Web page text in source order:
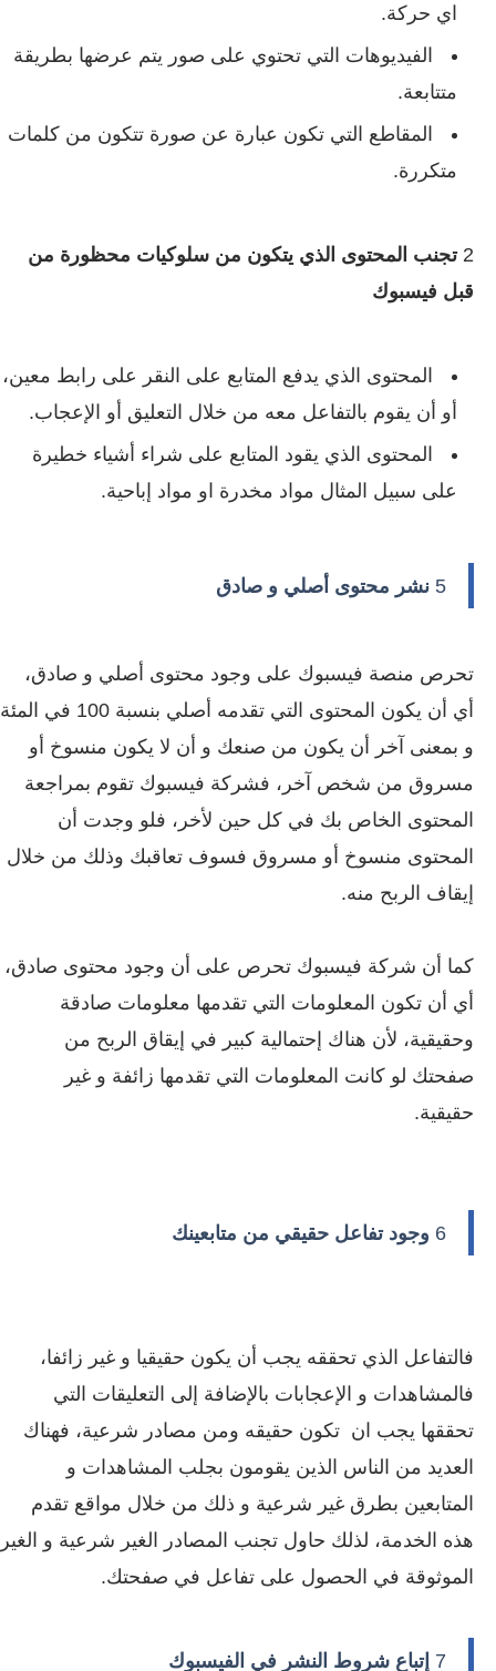
اي حركة.
الفيديوهات التي تحتوي على صور يتم عرضها بطريقة
متتابعة.
المقاطع التي تكون عبارة عن صورة تتكون من كلمات
متكررة.
2 تجنب المحتوى الذي يتكون من سلوكيات محظورة من
قبل فيسبوك
المحتوى الذي يدفع المتابع على النقر على رابط معين،
أو أن يقوم بالتفاعل معه من خلال التعليق أو الإعجاب.
المحتوى الذي يقود المتابع على شراء أشياء خطيرة
على سبيل المثال مواد مخدرة او مواد إباحية.
5 نشر محتوى أصلي و صادق
تحرص منصة فيسبوك على وجود محتوى أصلي و صادق،
أي أن يكون المحتوى التي تقدمه أصلي بنسبة 100 في المئة
و بمعنى آخر أن يكون من صنعك و أن لا يكون منسوخ أو
مسروق من شخص آخر، فشركة فيسبوك تقوم بمراجعة
المحتوى الخاص بك في كل حين لأخر، فلو وجدت أن
المحتوى منسوخ أو مسروق فسوف تعاقبك وذلك من خلال
إيقاف الربح منه.
كما أن شركة فيسبوك تحرص على أن وجود محتوى صادق،
أي أن تكون المعلومات التي تقدمها معلومات صادقة
وحقيقية، لأن هناك إحتمالية كبير في إيقاق الربح من
صفحتك لو كانت المعلومات التي تقدمها زائفة و غير
حقيقية.
6 وجود تفاعل حقيقي من متابعينك
فالتفاعل الذي تحققه يجب أن يكون حقيقيا و غير زائفا،
فالمشاهدات و الإعجابات بالإضافة إلى التعليقات التي
تحققها يجب ان تكون حقيقه ومن مصادر شرعية، فهناك
العديد من الناس الذين يقومون بجلب المشاهدات و
المتابعين بطرق غير شرعية و ذلك من خلال مواقع تقدم
هذه الخدمة، لذلك حاول تجنب المصادر الغير شرعية و الغير
الموثوقة في الحصول على تفاعل في صفحتك.
7 إتباع شروط النشر في الفيسبوك